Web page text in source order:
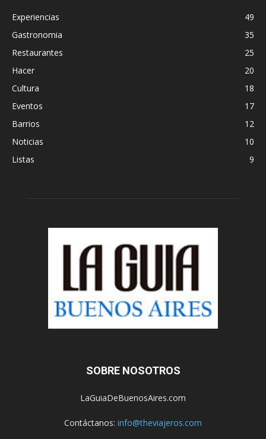
Experiencias
49
Gastronomia
35
Restaurantes
25
Hacer
20
Cultura
18
Eventos
17
Barrios
12
Noticias
10
Listas
9
SOBRE NOSOTROS
LaGuiaDeBuenosAires.com
Contáctanos: info@theviajeros.com